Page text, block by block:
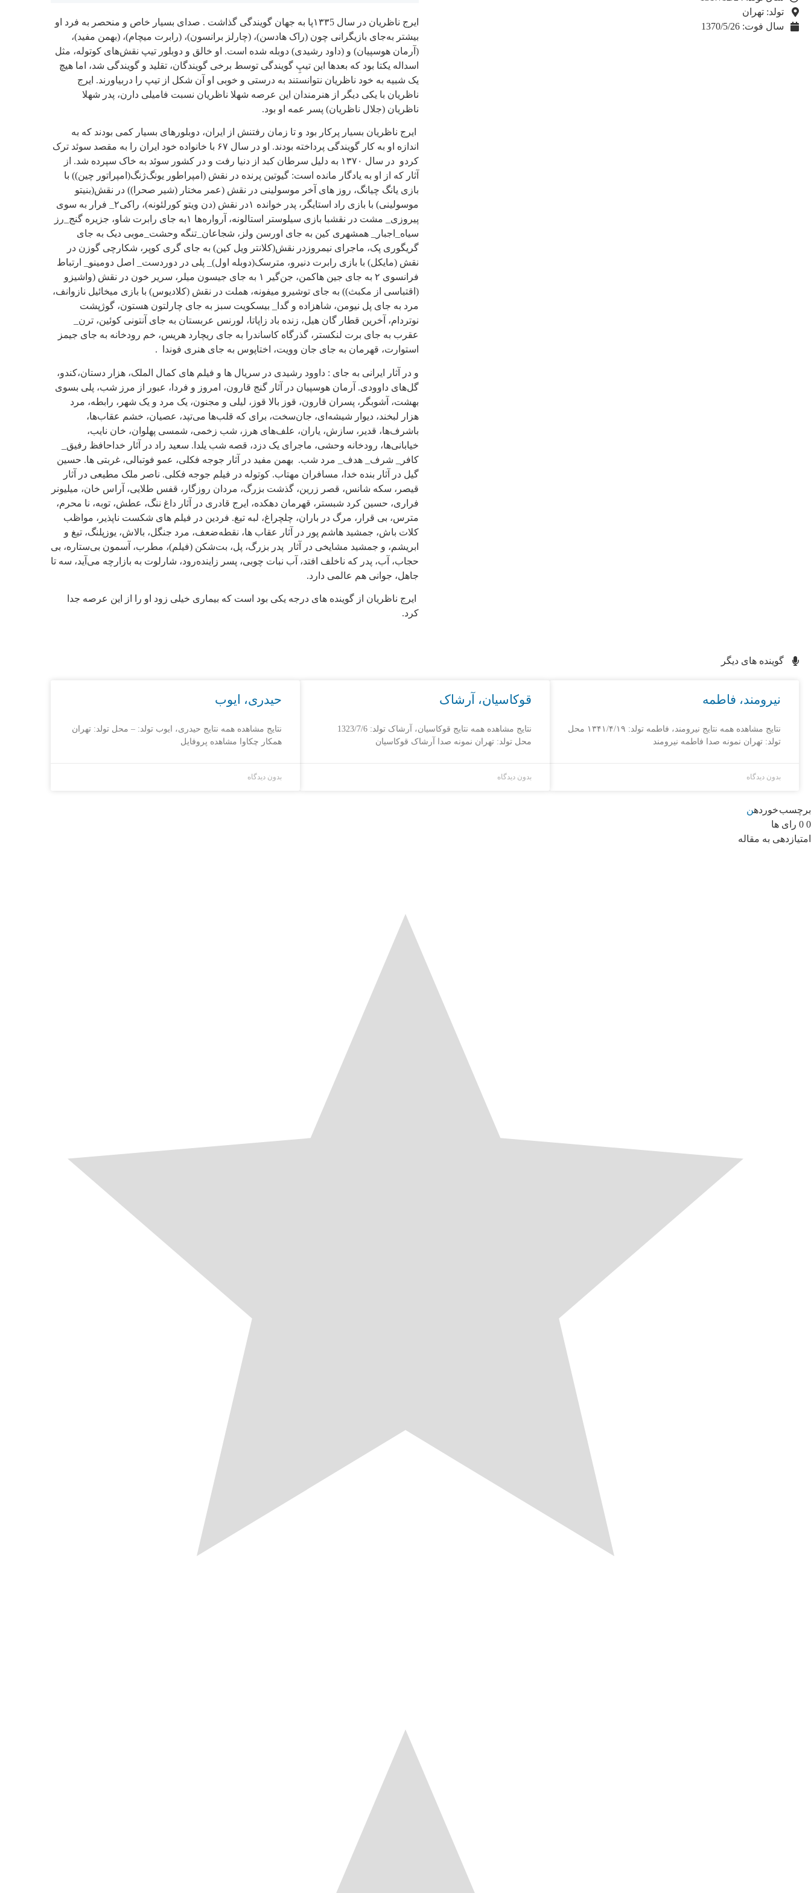
تولد: تهران
سال فوت: 1370/5/26
ایرج ناظریان در سال ۱۳۳5پا به جهان گویندگی گذاشت . صدای بسیار خاص و منحصر به فرد او
بیشتر به‌‌جای بازیگرانی چون (راک هادسن)، (چارلز برانسون)، (رابرت میچام)، (بهمن مفید)،
(آرمان هوسپیان) و (داود رشیدی) دوبله شده است. او خالق و دوبلور تیپ نقش‌های کوتوله، مثل
اسداله یکتا بود که بعدها این تیپِ گویندگی توسط برخی گویندگان، تقلید و گویندگی شد، اما هیچ
یک شبیه به خود ناظریان نتوانستند به درستی و خوبی او آن شکل از تیپ را دربیاورند. ایرج
ناظریان با یکی دیگر از هنرمندان این عرصه شهلا ناظریان نسبت فامیلی دارن، پدر شهلا
ناظریان (جلال ناظریان) پسر عمه او بود.
ایرج ناظریان بسیار پرکار بود و تا زمان رفتنش از ایران، دوبلورهای بسیار کمی بودند که به
اندازه او به کار گویندگی پرداخته بودند. او در سال ۶۷ با خانواده خود ایران را به مقصد سوئد ترک
کردو در سال ۱۳۷۰ به دلیل سرطان کبد از دنیا رفت و در کشور سوئد به خاک سپرده شد. از
آثار که از او به یادگار مانده است: گیوتین پرنده در نقش (امپراطور یونگ‌ژنگ(امپراتور چین)) با
بازی یانگ چیانگ، روز های آخر موسولینی در نقش (عمر مختار (شیر صحرا)) در نقش(بنیتو
موسولینی) با بازی راد استایگر، پدر خوانده ۱در نقش (دن ویتو کورلئونه)، راکی۲_ فرار به سوی
پیروزی_ مشت در نقشبا بازی سیلوستر استالونه، آرواره‌ها ۱به جای رابرت شاو، جزیره گنج_رز
سیاه_اجبار_ همشهری کین به جای اورسن ولز، شجاعان_تنگه وحشت_موبی دیک به جای
گریگوری پک، ماجرای نیمروزدر نقش(کلانتر ویل کین) به جای گری کوپر، شکارچی گوزن در
نقش (مایکل) با بازی رابرت دنیرو، مترسک(دوبله اول)_ پلی در دوردست_ اصل دومینو_ ارتباط
فرانسوی ۲ به جای جین هاکمن، جن‌گیر ۱ به جای جیسون میلر، سریر خون در نقش (واشیزو
(اقتباسی از مکبث)) به جای توشیرو میفونه، هملت در نقش (کلادیوس) با بازی میخائیل نازوانف،
مرد به جای پل نیومن، شاهزاده و گدا_ بیسکویت سبز به جای چارلتون هستون، گوژپشت
نوتردام، آخرین قطار گان هیل، زنده باد زاپاتا، لورنس عربستان به جای آنتونی کوئین، ترن_
عقرب به جای برت لنکستر، گذرگاه کاساندرا به جای ریچارد هریس، خم رودخانه به جای جیمز
استوارت، قهرمان به جای جان وویت، اختاپوس به جای هنری فوندا .
و در آثار ایرانی به جای : داوود رشیدی در سریال ها و فیلم های کمال الملک، هزار دستان،کندو،
گل‌های داوودی. آرمان هوسپیان در آثار گنج قارون، امروز و فردا، عبور از مرز شب، پلی بسوی
بهشت، آشوبگر، پسران قارون، قوز بالا قوز، لیلی و مجنون، یک مرد و یک شهر، رابطه، مرد
هزار لبخند، دیوار شیشه‌ای، جان‌سخت، برای که قلب‌ها می‌تپد، عصیان، خشم عقاب‌ها،
باشرف‌ها، قدیر، سازش، یاران، علف‌های هرز، شب زخمی، شمسی پهلوان، خان نایب،
خیابانی‌ها، رودخانه وحشی، ماجرای یک دزد، قصه شب یلدا. سعید راد در آثار خداحافظ رفیق_
کافر_ شرف_ هدف_ مرد شب. بهمن مفید در آثار جوجه فکلی، عمو فوتبالی، غربتی ها. حسین
گیل در آثار بنده خدا، مسافران مهتاب. کوتوله در فیلم جوجه فکلی. ناصر ملک مطیعی در آثار
قیصر، سکه شانس، قصر زرین، گذشت بزرگ، مردان روزگار، قفس طلایی، آراس خان، میلیونر
فراری، حسين كرد شبستر، قهرمان دهکده، ایرج قادری در آثار داغ ننگ، عطش، توبه، نا محرم،
مترس، بی قرار، مرگ در باران، چلچراغ، لبه تیغ. فردین در فیلم های شکست ‌ناپذیر، مواظب
کلات باش، جمشید هاشم پور در آثار عقاب ها، نقطه‌ضعف، مرد جنگل، بالاش، یوزپلنگ، تیغ و
ابریشم، و جمشید مشایخی در آثار پدر بزرگ، پل، بت‌شکن (فیلم)، مطرب، آسمون بی‌ستاره، بی
حجاب، آب، پدر که ناخلف افتد، آب نبات چوبی، پسر زاینده‌رود، شارلوت به بازارچه می‌آید، سه تا
جاهل، جوانی هم عالمی دارد.
ایرج ناظریان از گوینده های درجه یکی بود است که بیماری خیلی زود او را از این عرصه جدا
کرد.
گوینده های دیگر
نیرومند، فاطمه
نتایج مشاهده همه نتایج نیرومند، فاطمه تولد: ۱۳۴۱/۴/۱۹ محل
تولد: تهران نمونه صدا فاطمه نیرومند
بدون دیدگاه
قوکاسیان، آرشاک
نتایج مشاهده همه نتایج قوکاسیان، آرشاک تولد: 1323/7/6
محل تولد: تهران نمونه صدا آرشاک قوکاسیان
بدون دیدگاه
حیدری، ایوب
نتایج مشاهده همه نتایج حیدری، ایوب تولد: – محل تولد: تهران
همکار چکاوا مشاهده پروفایل
بدون دیدگاه
برچسب خوردهن
0
0 رای ها
امتیازدهی به مقاله